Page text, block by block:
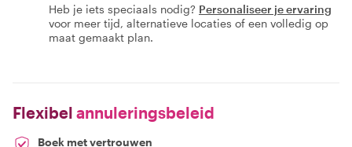
Heb je iets speciaals nodig? Personaliseer je ervaring
voor meer tijd, alternatieve locaties of een volledig op
maat gemaakt plan.
Flexibel annuleringsbeleid
Boek met vertrouwen